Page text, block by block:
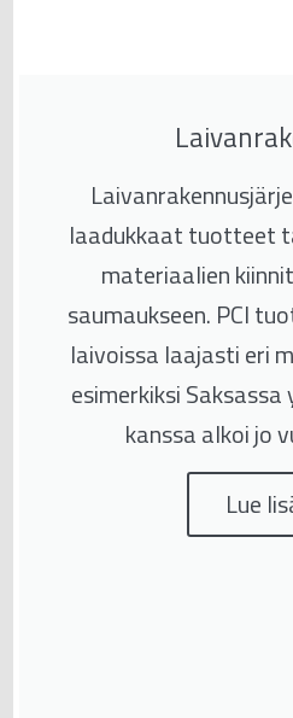
laadukkaat tuotteet
materiaalien
saumaukseen. PCI
laivoissa laajasti eri
esimerkiksi
kanssa alkoi jo
Lue